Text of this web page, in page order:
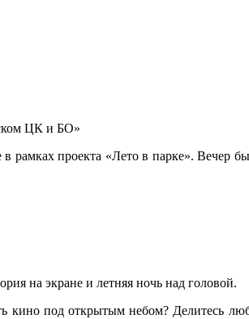
ЦК и БО»
проекта «Лето в парке». Вечер
на экране и летняя ночь над головой.
кино под открытым небом? Делитесь